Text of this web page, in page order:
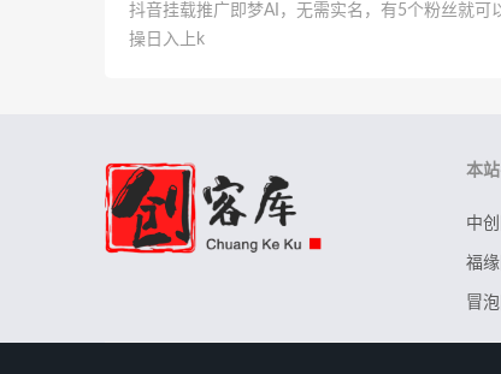
抖音挂载推广即梦AI，无需实名，有5个粉丝就可
操日入上k
本
中
福
冒